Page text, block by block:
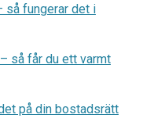
så fungerar det i
så får du ett varmt
på din bostadsrätt